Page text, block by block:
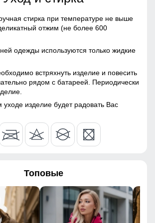
подгонку рукавов по запястью.
их объем, предотвращая
воздуха и влаги внутрь. Липучка
и позволяет быстро
80
56
материалы, Полиэстер,
100% Полиэстер/флис
плотная
YKK*
особенности
средняя
до бедра
Длинный
стирка при температуре не выше
отжим (не более 600
одежды используются только жидкие
встряхнуть изделие и повесить
рядом с батареей. Периодически
изделие будет радовать Вас
Топовые